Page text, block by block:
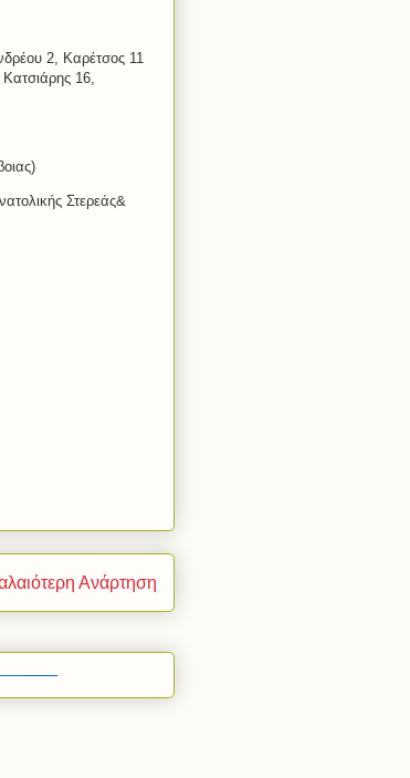
2, Καρέτσος 11
16,
Στερεάς&
Ανάρτηση